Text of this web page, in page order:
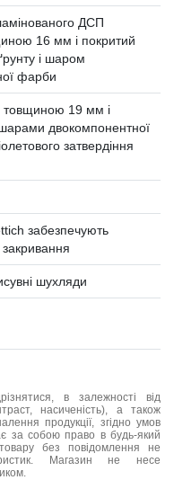
ДСП
16 мм і покритий
і шаром
фарби
19 мм і
двокомпонентної
затвердіння
забезпечують
шухляди
в залежності від
насиченість), а також
продукції, згідно умов
за собою право в будь-який
без повідомлення не
Магазин не несе